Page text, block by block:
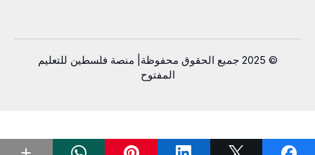
© 2025 جميع الحقوق محفوظة| منصة فلسطين للتعليم
المفتوح